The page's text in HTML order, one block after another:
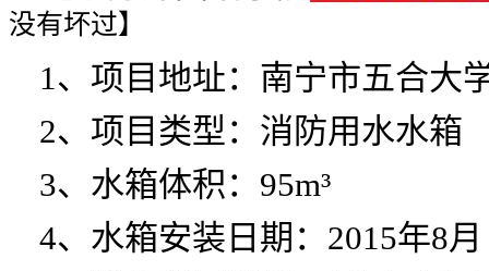
没有坏过】
1、项目地址：南宁市五合大
2、项目类型： 消防用水水箱
3、水箱体积：95m³
4、水箱安装日期：2015年8月